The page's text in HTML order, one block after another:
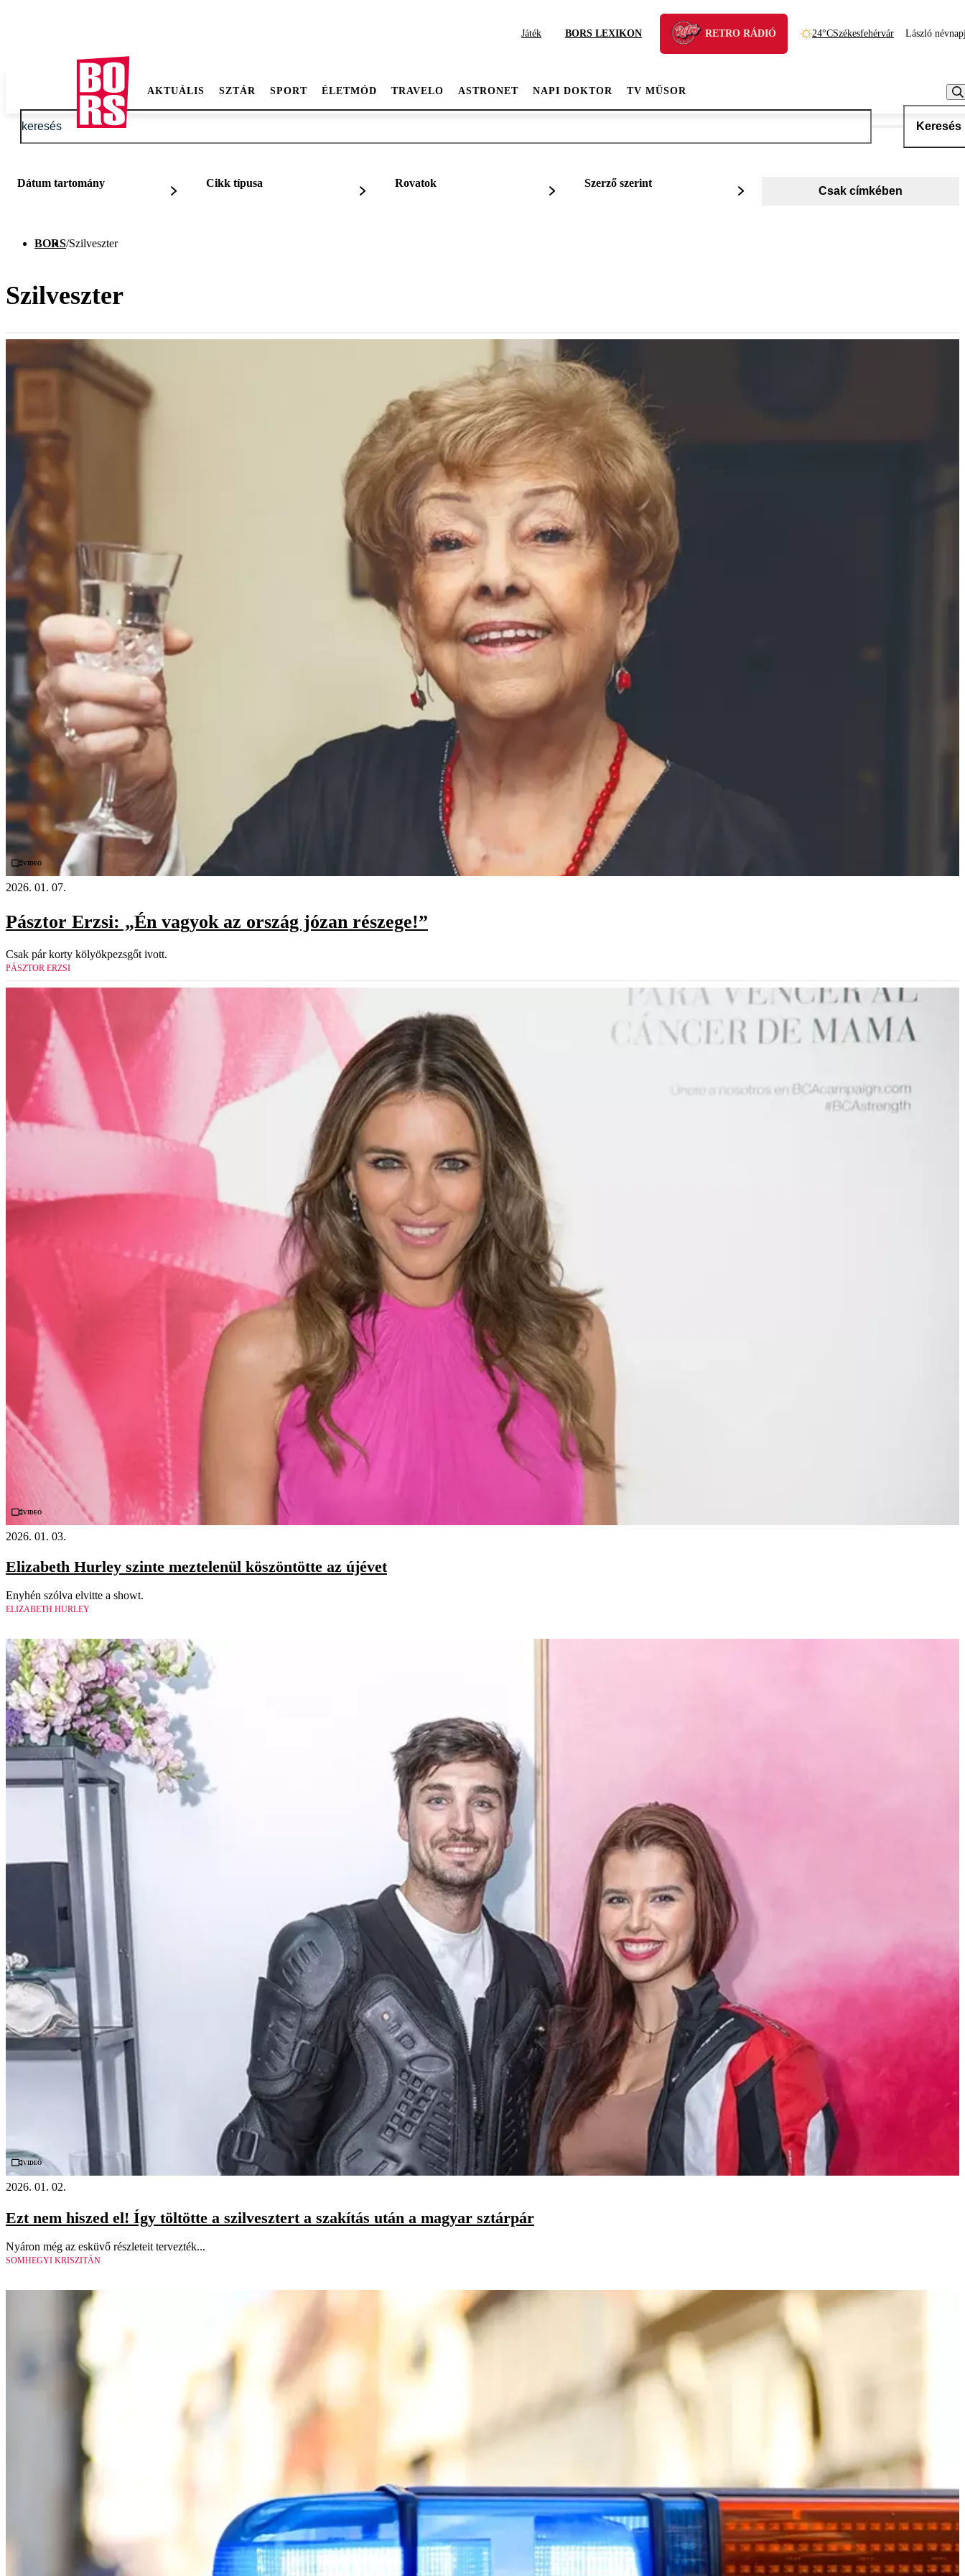
Játék BORS LEXIKON RETRO RÁDIÓ 24°CSzékesfehérvár László
AKTUÁLIS SZTÁR SPORT ÉLETMÓD TRAVELO ASTRONET NAPI DOKTOR TV MŰSOR
Keresés
Dátum tartomány Cikk típusa Rovatok Szerző szerint
Csak címkében
BORS/Szilveszter
Szilveszter
Videó
2026. 01. 07.
Pásztor Erzsi: „Én vagyok az ország józan részege!”
Csak pár korty kölyökpezsgőt ivott.
PÁSZTOR ERZSI
Videó
2026. 01. 03.
Elizabeth Hurley szinte meztelenül köszöntötte az újévet
Enyhén szólva elvitte a showt.
ELIZABETH HURLEY
Videó
2026. 01. 02.
Ezt nem hiszed el! Így töltötte a szilvesztert a szakítás után a magyar sztárpár
Nyáron még az esküvő részleteit tervezték...
SOMHEGYI KRISZITÁN